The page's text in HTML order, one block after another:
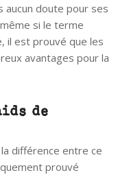
aucun doute pour ses
si le terme
il est prouvé que les
avantages pour la
de
différence entre ce
prouvé